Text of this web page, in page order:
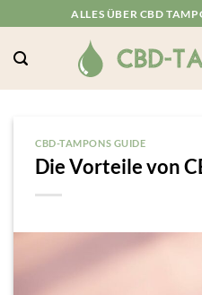
springen
ALLES ÜBER CBD
CBD-TAMPONS GUIDE
Die Vorteile von